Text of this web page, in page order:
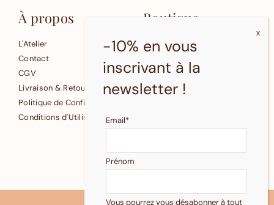
À propos
L'Atelier
Contact
CGV
Livraison & Retours
Politique de Confidentialité
Conditions d'Utilisation
Boutique
Affiches
Petite Papeterie
Fonds d'écran gratuits
Reproduction et revente
-10% en vous
inscrivant à la
newsletter !
Email*
Prénom
Vous pourrez vous désabonner à tout